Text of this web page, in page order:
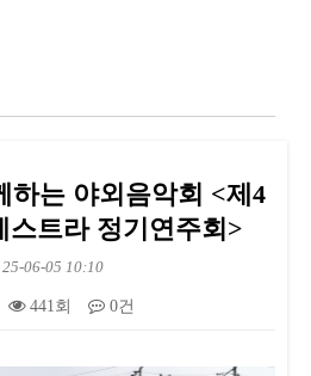
하는 야외음악회 <제4
스트라 정기연주회>
06-05 10:10
441회 0건